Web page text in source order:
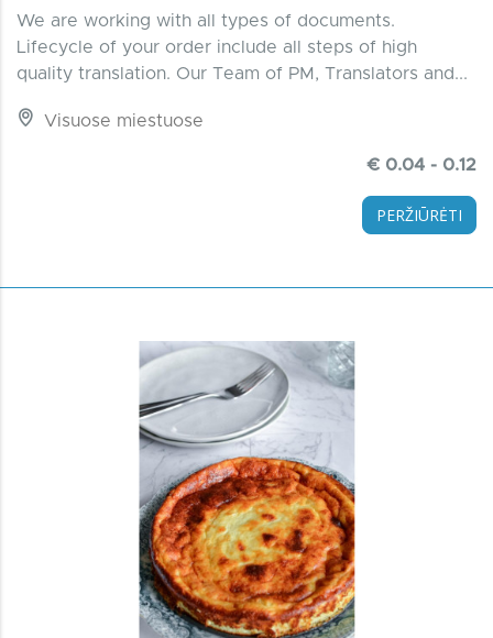
We are working with all types of documents.
Lifecycle of your order include all steps of high
quality translation. Our Team of PM, Translators and...
Visuose miestuose
€ 0.04 - 0.12
PERŽIŪRĖTI